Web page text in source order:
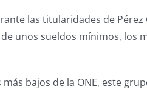
las titularidades de Pérez
unos sueldos mínimos, los
bajos de la ONE, este